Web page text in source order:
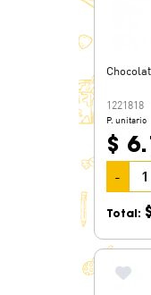
1221818
P. unitario
$
-
Total: